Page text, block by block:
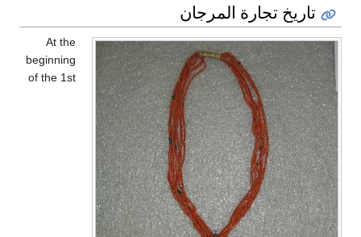
تاريخ تجارة المرجان
At the
beginning
of the 1st